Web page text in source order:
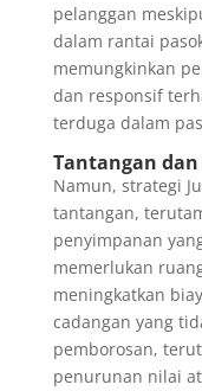
pelanggan
dalam rantai
memungkinkan
dan responsif
terduga dalam
Tantangan dan
Namun, strategi
tantangan,
penyimpanan
memerlukan
meningkatkan
cadangan yang
pemborosan,
penurunan nilai